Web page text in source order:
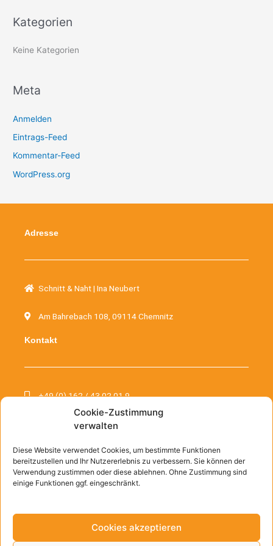
Cookie-Zustimmung
verwalten
Diese Website verwendet Cookies, um bestimmte Funktionen
bereitzustellen und Ihr Nutzererlebnis zu verbessern. Sie können der
Verwendung zustimmen oder diese ablehnen. Ohne Zustimmung sind
einige Funktionen ggf. eingeschränkt.
Cookies akzeptieren
c
h
Kategorien
Keine Kategorien
Meta
Anmelden
Eintrags-Feed
Kommentar-Feed
WordPress.org
Adresse
Schnitt & Naht | Ina Neubert
Am Bahrebach 108, 09114 Chemnitz
Kontakt
+49 (0) 162 / 43 02 01 9
kontakt@schnittundnaht.de
Informationen